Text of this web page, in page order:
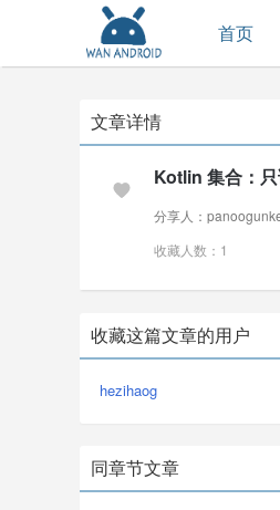
首页
文章详情
Kotlin 集合：
分享人：
收藏人数：1
收藏这篇文章的用户
hezihaog
同章节文章